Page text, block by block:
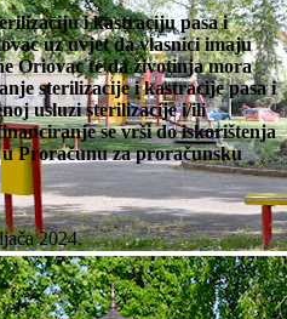
i kastraciju pasa i
uz uvjet da vlasnici imaju
Oriovac te da životinja mora
sterilizacije i kastracije pasa i
usluzi sterilizacije i/ili
se vrši do iskorištenja
Proračunu za proračunsku
2024.